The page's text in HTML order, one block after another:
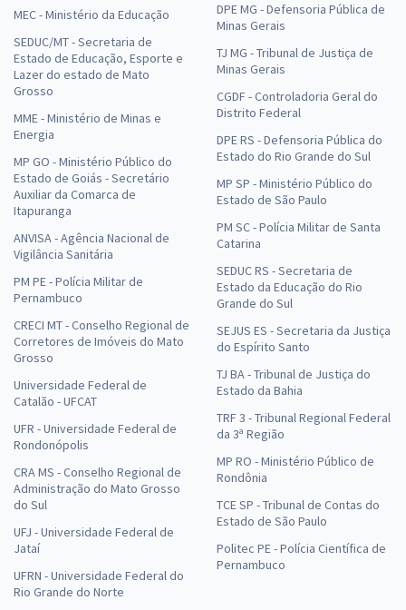
MEC - Ministério da Educação
SEDUC/MT - Secretaria de
Estado de Educação, Esporte e
Lazer do estado de Mato
Grosso
MME - Ministério de Minas e
Energia
MP GO - Ministério Público do
Estado de Goiás - Secretário
Auxiliar da Comarca de
Itapuranga
ANVISA - Agência Nacional de
Vigilância Sanitária
PM PE - Polícia Militar de
Pernambuco
CRECI MT - Conselho Regional de
Corretores de Imóveis do Mato
Grosso
Universidade Federal de
Catalão - UFCAT
UFR - Universidade Federal de
Rondonópolis
CRA MS - Conselho Regional de
Administração do Mato Grosso
do Sul
UFJ - Universidade Federal de
Jataí
UFRN - Universidade Federal do
Rio Grande do Norte
DPE MG - Defensoria Pública de
Minas Gerais
TJ MG - Tribunal de Justiça de
Minas Gerais
CGDF - Controladoria Geral do
Distrito Federal
DPE RS - Defensoria Pública do
Estado do Rio Grande do Sul
MP SP - Ministério Público do
Estado de São Paulo
PM SC - Polícia Militar de Santa
Catarina
SEDUC RS - Secretaria de
Estado da Educação do Rio
Grande do Sul
SEJUS ES - Secretaria da Justiça
do Espírito Santo
TJ BA - Tribunal de Justiça do
Estado da Bahia
TRF 3 - Tribunal Regional Federal
da 3ª Região
MP RO - Ministério Público de
Rondônia
TCE SP - Tribunal de Contas do
Estado de São Paulo
Politec PE - Polícia Científica de
Pernambuco